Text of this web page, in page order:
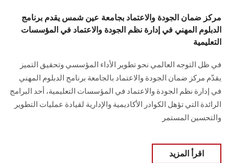
مركز ضمان الجودة والاعتماد بجامعة عين شمس يقدم برنامج
الدبلوم المهني في إدارة نظم الجودة والاعتماد في المؤسسات
التعليمية
في ظل التوجه العالمي نحو تطوير الأداء المؤسسي وتحقيق التميز
يقدّم مركز ضمان الجودة والاعتماد بالجامعة برنامج الدبلوم المهني
في إدارة نظم الجودة والاعتماد في المؤسسات التعليمية، أحد البرامج
الرائدة التي تؤهل الكوادر الأكاديمية والإدارية لقيادة عمليات التطوير
والتحسين المستمر
اقرأ المزيد